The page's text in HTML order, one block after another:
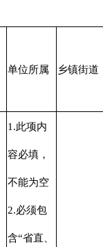
单位所属 乡镇街道
1.此项内
容必填，
不能为空
2.必须包
含“省直、